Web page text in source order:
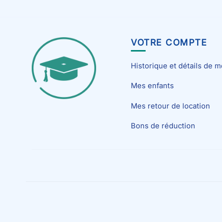
VOTRE COMPTE
Historique et détails de
Mes enfants
Mes retour de location
Bons de réduction